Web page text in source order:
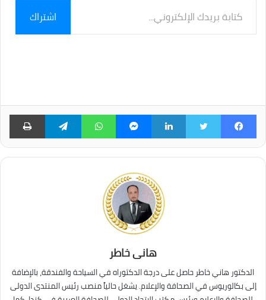
بريدك
الإلكتروني...
اشتراك
فيسبوك لينكدإن ماسنجر واتساب تيلقرام
هانى خاطر
الدكتور هاني خاطر حاصل على درجة الدكتوراه في السياحة والفندقة، بالإضافة
إلى بكالوريوس في الصحافة والإعلام. يشغل حالياً منصب رئيس المنتدى الدولى